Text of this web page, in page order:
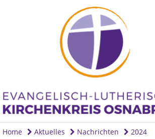
Home Aktuelles Nachrichten
2024